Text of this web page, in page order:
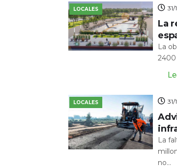
LOCALES 31/
La
La
2400
LOCALES 31/
La
no...